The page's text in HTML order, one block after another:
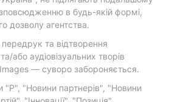
в будь-якій формі,
дозволу агентства.
та відтворення
або аудіовізуальних творів
— суворо забороняється.
"Р", "Новини партнерів", "Новини